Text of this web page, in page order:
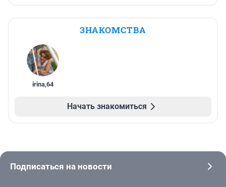
ЗНАКОМСТВА
irina,64
Начать знакомиться
Подписаться на новости